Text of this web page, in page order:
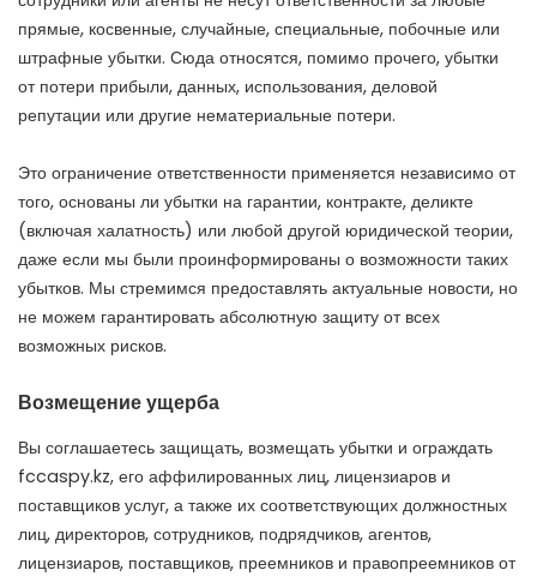
прямые, косвенные, случайные, специальные, побочные или
штрафные убытки. Сюда относятся, помимо прочего, убытки
от потери прибыли, данных, использования, деловой
репутации или другие нематериальные потери.
Это ограничение ответственности применяется независимо от
того, основаны ли убытки на гарантии, контракте, деликте
(включая халатность) или любой другой юридической теории,
даже если мы были проинформированы о возможности таких
убытков. Мы стремимся предоставлять актуальные новости, но
не можем гарантировать абсолютную защиту от всех
возможных рисков.
Возмещение ущерба
Вы соглашаетесь защищать, возмещать убытки и ограждать
fccaspy.kz, его аффилированных лиц, лицензиаров и
поставщиков услуг, а также их соответствующих должностных
лиц, директоров, сотрудников, подрядчиков, агентов,
лицензиаров, поставщиков, преемников и правопреемников от